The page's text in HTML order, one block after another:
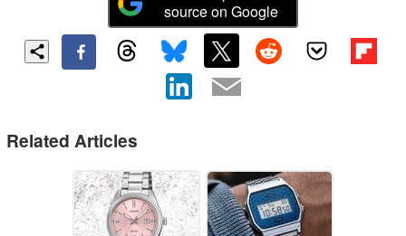
source on Google
Related Articles